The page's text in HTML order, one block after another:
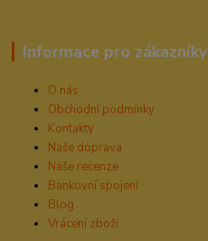
Informace pro zákazníky
O nás
Obchodní podmínky
Kontakty
Naše doprava
Naše recenze
Bankovní spojení
Blog
Vrácení zboží